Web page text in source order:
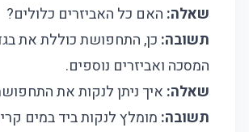
שאלה: האם כל האביזרים כלולים?
תשובה: כן, התחפושת כוללת את
המסכה ואביזרים נוספים.
שאלה: איך ניתן לנקות את
תשובה: מומלץ לנקות ביד במים